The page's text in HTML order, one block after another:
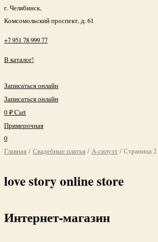
г. Челябинск,
Комсомольский проспект, д. 61
+7 951 78 999 77
В каталог!
Записаться онлайн
Записаться онлайн
0 ₽Cart
Примерочная
0
Главная / Свадебные платья / А-силуэт / Страница 2
love story online store
Интернет-магазин